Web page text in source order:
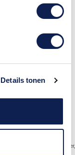
Details tonen
GHS
pictogramsticker,